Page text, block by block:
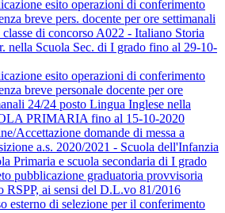
esito operazioni di conferimento
breve pers. docente per ore settimanali
classe di concorso A022 - Italiano Storia
nella Scuola Sec. di I grado fino al 29-10-
esito operazioni di conferimento
breve personale docente per ore
24/24 posto Lingua Inglese nella
PRIMARIA fino al 15-10-2020
Accettazione domande di messa a
a.s. 2020/2021 - Scuola dell'Infanzia
Primaria e scuola secondaria di I grado
pubblicazione graduatoria provvisoria
RSPP, ai sensi del D.L.vo 81/2016
esterno di selezione per il conferimento